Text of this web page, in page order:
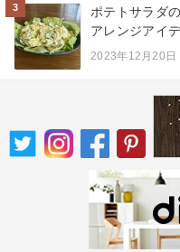
3
ポテトサラダ
アレンジアイ
2023年12月20日